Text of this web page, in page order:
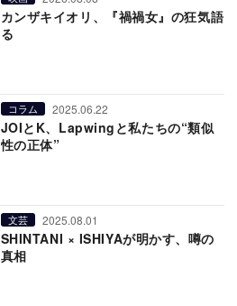
カンザキイオリ、『禍禍女』の狂気語
る
コラム 2025.06.22
JOIとK、Lapwingと私たちの“類似
性の正体”
文芸 2025.08.01
SHINTANI × ISHIYAが明かす、噂の
真相